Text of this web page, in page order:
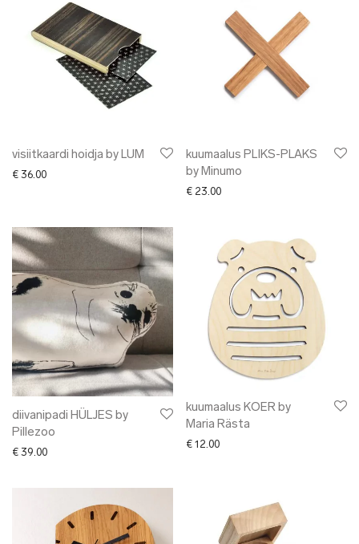
visiitkaardi hoidja by LUM
€ 36.00
kuumaalus PLIKS-PLAKS
by Minumo
€ 23.00
diivanipadi HÜLJES by
Pillezoo
€ 39.00
kuumaalus KOER by
Maria Rästa
€ 12.00